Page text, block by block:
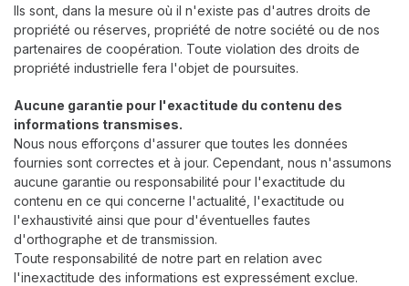
Ils sont, dans la mesure où il n'existe pas d'autres droits de
propriété ou réserves, propriété de notre société ou de nos
partenaires de coopération. Toute violation des droits de
propriété industrielle fera l'objet de poursuites.
Aucune garantie pour l'exactitude du contenu des
informations transmises.
Nous nous efforçons d'assurer que toutes les données
fournies sont correctes et à jour. Cependant, nous n'assumons
aucune garantie ou responsabilité pour l'exactitude du
contenu en ce qui concerne l'actualité, l'exactitude ou
l'exhaustivité ainsi que pour d'éventuelles fautes
d'orthographe et de transmission.
Toute responsabilité de notre part en relation avec
l'inexactitude des informations est expressément exclue.